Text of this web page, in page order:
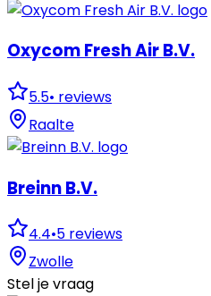
Oxycom Fresh Air B.V.
5.5• reviews
Raalte
Breinn B.V.
4.4•5 reviews
Zwolle
Stel je vraag